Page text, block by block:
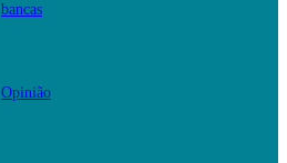
bancas
Opinião